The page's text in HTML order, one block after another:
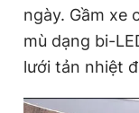
ngày. Gầm xe
mù dạng bi-
lưới tản nhiệt